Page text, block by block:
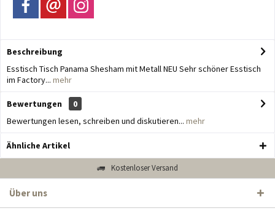
Beschreibung
Esstisch Tisch Panama Shesham mit Metall NEU Sehr schöner Esstisch
im Factory... mehr
Bewertungen
0
Bewertungen lesen, schreiben und diskutieren... mehr
Ähnliche Artikel
Kostenloser Versand
Über uns